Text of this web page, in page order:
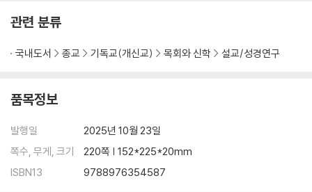
머리말 1,1-5 _140
땅의 수여 1,6-8 _140
우두머리 임명 1,9-18 _141
모세에 대한 심판 3,23-29 _142
오직 야훼 4,1-40 _143
도피 성읍 4,41-43 _144
야훼와 이스라엘의 계약 4,44-31,29 _145
관련 분류
국내도서 종교 기독교(개신교) 목회와 신학 설교/성경연구
품목정보
발행일
2025년 10월 23일
쪽수, 무게, 크기
220쪽 | 152*225*20mm
ISBN13
9788976354587